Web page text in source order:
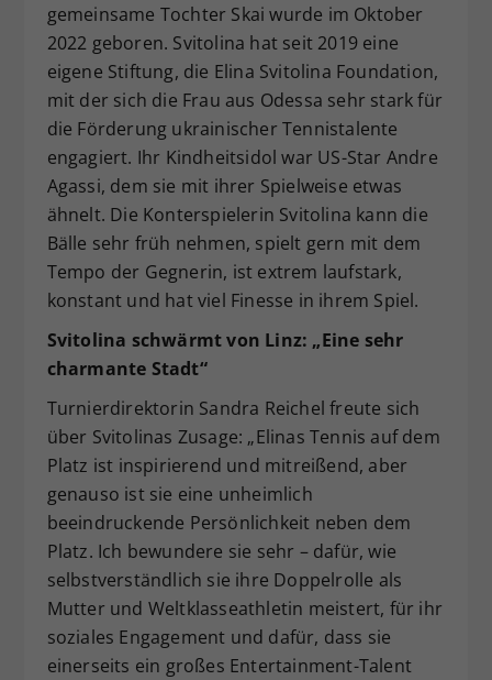
gemeinsame Tochter Skai wurde im Oktober
2022 geboren. Svitolina hat seit 2019 eine
eigene Stiftung, die Elina Svitolina Foundation,
mit der sich die Frau aus Odessa sehr stark für
die Förderung ukrainischer Tennistalente
engagiert. Ihr Kindheitsidol war US-Star Andre
Agassi, dem sie mit ihrer Spielweise etwas
ähnelt. Die Konterspielerin Svitolina kann die
Bälle sehr früh nehmen, spielt gern mit dem
Tempo der Gegnerin, ist extrem laufstark,
konstant und hat viel Finesse in ihrem Spiel.
Svitolina schwärmt von Linz: „Eine sehr
charmante Stadt“
Turnierdirektorin Sandra Reichel freute sich
über Svitolinas Zusage: „Elinas Tennis auf dem
Platz ist inspirierend und mitreißend, aber
genauso ist sie eine unheimlich
beeindruckende Persönlichkeit neben dem
Platz. Ich bewundere sie sehr – dafür, wie
selbstverständlich sie ihre Doppelrolle als
Mutter und Weltklasseathletin meistert, für ihr
soziales Engagement und dafür, dass sie
einerseits ein großes Entertainment-Talent